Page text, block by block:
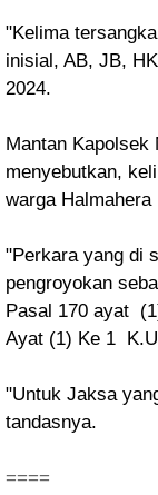
"Kelima
inisial, AB, JB,
2024.
Mantan Kapolsek
menyebutkan,
warga Halmahera
"Perkara yang di
pengroyokan
Pasal 170 ayat
Ayat (1) Ke 1
"Untuk Jaksa
tandasnya.
====